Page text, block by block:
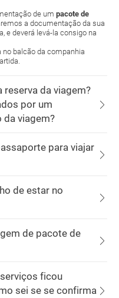
de um pacote de
a documentação da sua
e deverá levá-la consigo na
balcão da companhia
da viagem?
por um
viagem?
para viajar
de estar no
de pacote de
ficou
sei se se confirma